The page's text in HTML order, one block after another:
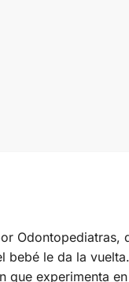
Odontopediatras,
bebé le da la
que experimenta